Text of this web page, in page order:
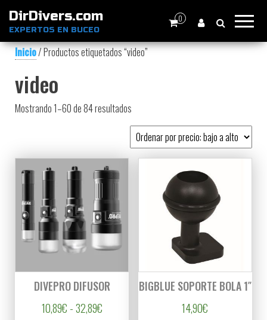
DirDivers.com
EXPERTOS EN BUCEO
0
Inicio/ Productos etiquetados “video”
video
Mostrando 1–60 de 84 resultados
DIVEPRO DIFUSOR
10,89€ -32,89€Rango de precios: desde 10,89€ hasta
BIGBLUE SOPORTE BOLA 1″
14,90€